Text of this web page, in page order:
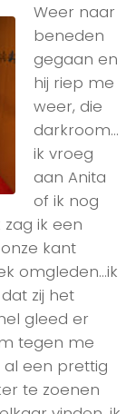
Weer naar
beneden
gegaan en
hij riep me
weer, die
darkroom…
ik vroeg
aan Anita
of ik nog
ik een
kant
omgleden…ik
zij het
gleed er
tegen me
een prettig
te zoenen